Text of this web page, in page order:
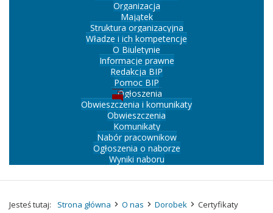
Organizacja
Majątek
Struktura organizacyjna
Władze i ich kompetencje
O Biuletynie
Informacje prawne
Redakcja BIP
Pomoc BIP
Ogłoszenia
Obwieszczenia i komunikaty
Obwieszczenia
Komunikaty
Nabór pracownikow
Ogłoszenia o naborze
Wyniki naboru
Jesteś tutaj: Strona główna O nas Dorobek Certyfikaty